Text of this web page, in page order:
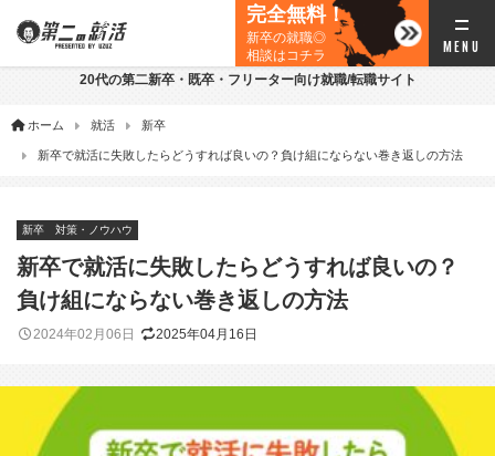
完全無料！
新卒の就職◎
相談はコチラ
20代の第二新卒・既卒・フリーター向け就職/転職サイト
ホーム 就活 新卒
新卒で就活に失敗したらどうすれば良いの？負け組にならない巻き返しの方法
新卒 対策・ノウハウ
新卒で就活に失敗したらどうすれば良いの？
負け組にならない巻き返しの方法
2024年02月06日 2025年04月16日